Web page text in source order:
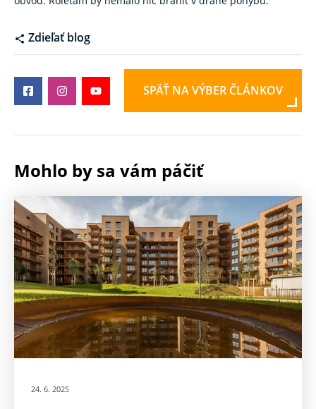
Zdieľať blog
SPÄŤ NA VÝBER ČLÁNKOV
Mohlo by sa vám páčiť
24. 6. 2025